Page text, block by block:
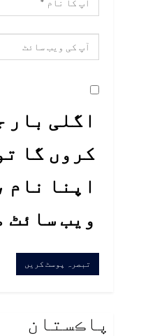
اگلی بار
کروں گا
اپنا نام
ویب سائٹ
پاڪستان